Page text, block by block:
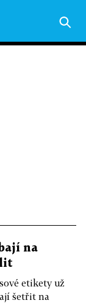
na
etikety už
šetřit na